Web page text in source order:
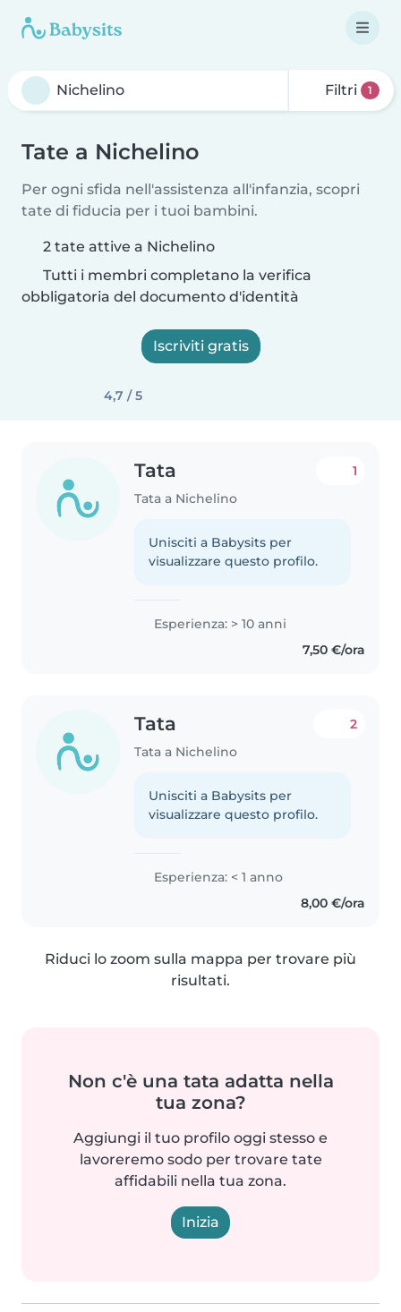
Filtri 1
Tate a Nichelino
Per ogni sfida nell'assistenza all'infanzia, scopri
tate di fiducia per i tuoi bambini.
2 tate attive a Nichelino
Tutti i membri completano la verifica
obbligatoria del documento d'identità
Iscriviti gratis
4,7 / 5
Tata
Tata a Nichelino
1
Unisciti a Babysits per
visualizzare questo profilo.
Esperienza: > 10 anni
7,50 €/ora
Tata
Tata a Nichelino
2
Unisciti a Babysits per
visualizzare questo profilo.
Esperienza: < 1 anno
8,00 €/ora
Riduci lo zoom sulla mappa per trovare più
risultati.
Non c'è una tata adatta nella
tua zona?
Aggiungi il tuo profilo oggi stesso e
lavoreremo sodo per trovare tate
affidabili nella tua zona.
Inizia